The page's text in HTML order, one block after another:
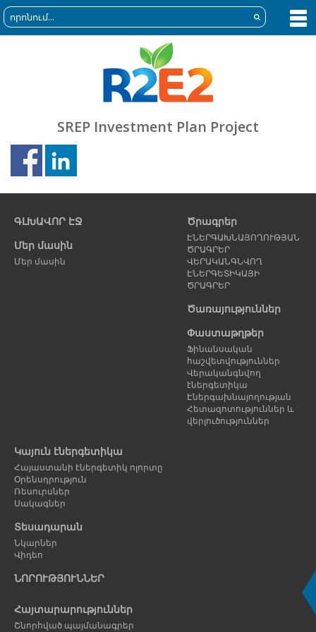
SREP Investment Plan Project
էջ
ԳԼԽԱՎՈՐ ԷՋ
Մեր մասին
Մեր մասին
Ծրագրեր
ԷՆԵՐԳԱԽՆԱՅՈՂՈՒԹՅԱՆ
ԾՐԱԳՐԵՐ
ՎԵՐԱԿԱՆԳՆՎՈՂ
ԷՆԵՐԳԵՏԻԿԱՅԻ
ԾՐԱԳՐԵՐ
Ծառայություններ
Փաստաթղթեր
Ֆինանսական
հաշվետվություններ
Վերականգնվող
էներգետիկա
Էներգախնայողության
Հետազոտություններ և
վերլուծություններ
Կայուն էներգետիկա
Հայաստանի էներգետիկ ոլորտը
Օրենսդրություն
Ռեսուրսներ
Սակագներ
Տեսադարան
Նկարներ
Վիդեո
ՆՈՐՈՒԹՅՈՒՆՆԵՐ
Հայտարարություններ
Շնորհված պայմանագրեր